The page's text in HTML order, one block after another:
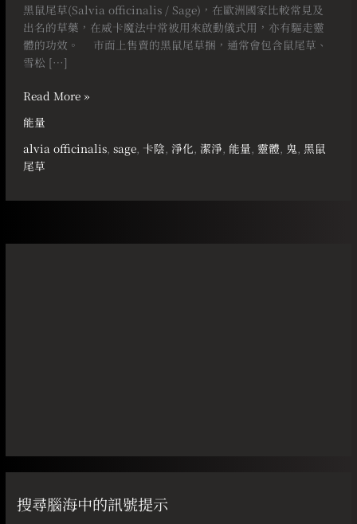
黑鼠尾草(Salvia officinalis / Sage)，在歐洲國家比較常見及
出名的草藥，在威卡魔法中常被用來啟動儀式用，亦有驅走靈
體的功效。 ⠀ 市面上售賣的黑鼠尾草捆，通常會包含鼠尾草、
雪松 […]
Read More »
能量
alvia officinalis,sage, 卡陰, 淨化, 潔淨, 能量,靈體, 鬼,黑鼠
尾草
搜尋腦海中的訊號提示